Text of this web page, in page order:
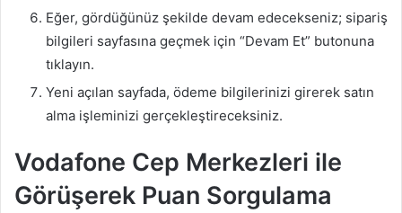
Eğer, gördüğünüz şekilde devam edecekseniz; sipariş
bilgileri sayfasına geçmek için “Devam Et” butonuna
tıklayın.
Yeni açılan sayfada, ödeme bilgilerinizi girerek satın
alma işleminizi gerçekleştireceksiniz.
Vodafone Cep Merkezleri ile
Görüşerek Puan Sorgulama